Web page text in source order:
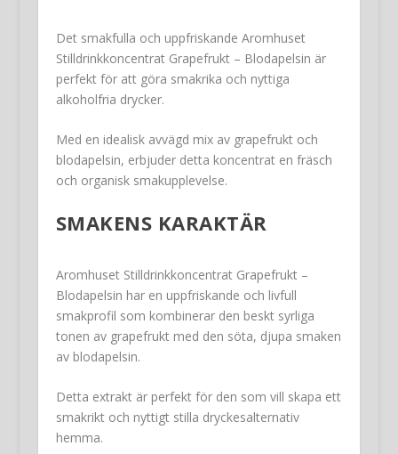
Det smakfulla och uppfriskande Aromhuset
Stilldrinkkoncentrat Grapefrukt – Blodapelsin är
perfekt för att göra smakrika och nyttiga
alkoholfria drycker.
Med en idealisk avvägd mix av grapefrukt och
blodapelsin, erbjuder detta koncentrat en fräsch
och organisk smakupplevelse.
SMAKENS KARAKTÄR
Aromhuset Stilldrinkkoncentrat Grapefrukt –
Blodapelsin har en uppfriskande och livfull
smakprofil som kombinerar den beskt syrliga
tonen av grapefrukt med den söta, djupa smaken
av blodapelsin.
Detta extrakt är perfekt för den som vill skapa ett
smakrikt och nyttigt stilla dryckesalternativ
hemma.